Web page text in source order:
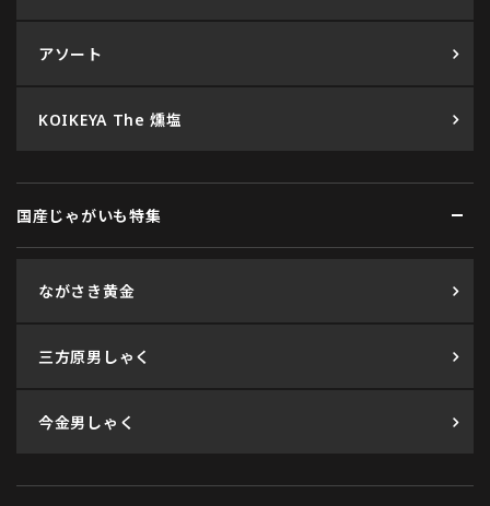
アソート
KOIKEYA The 燻塩
国産じゃがいも特集
ながさき黄金
三方原男しゃく
今金男しゃく